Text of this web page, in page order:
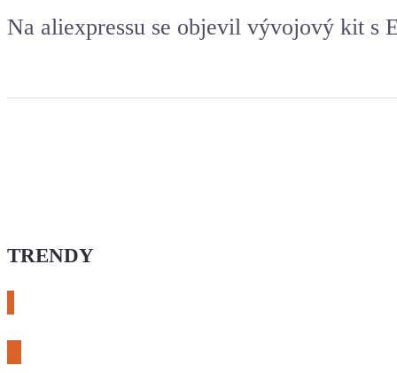
Na aliexpressu se objevil vývojový kit s
TRENDY